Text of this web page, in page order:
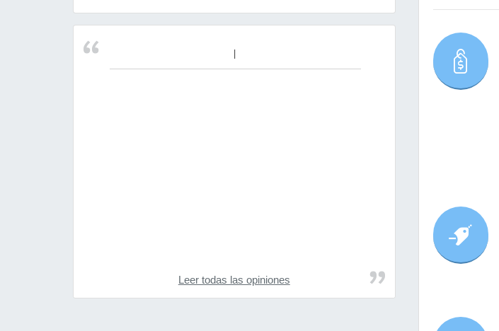
Leer todas las opiniones